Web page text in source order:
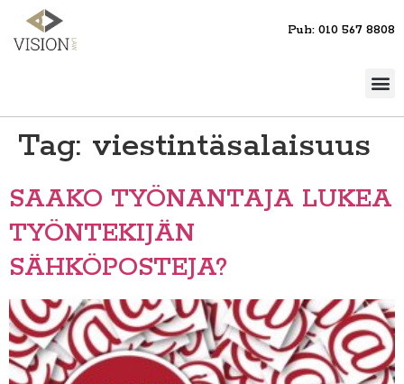
Puh: 010 567 8808
Tag: viestintäsalaisuus
SAAKO TYÖNANTAJA LUKEA
TYÖNTEKIJÄN
SÄHKÖPOSTEJA?